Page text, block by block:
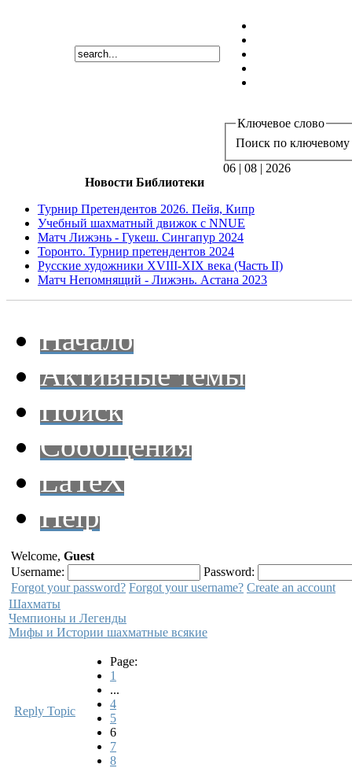
Ключевое слово
Поиск по ключевому
06 | 08 | 2026
Новости Библиотеки
Турнир Претендентов 2026. Пейя, Кипр
Учебный шахматный движок с NNUE
Матч Лижэнь - Гукеш. Сингапур 2024
Торонто. Турнир претендентов 2024
Русские художники XVIII-XIX века (Часть II)
Матч Непомнящий - Лижэнь. Астана 2023
Начало
Активные темы
Поиск
Сообщения
LaTeX
Help
Welcome, Guest
Username:
Password:
Forgot your password? Forgot your username? Create an account
Шахматы
Чемпионы и Легенды
Мифы и Истории шахматные всякие
Reply Topic
Page:
1
...
4
5
6
7
8